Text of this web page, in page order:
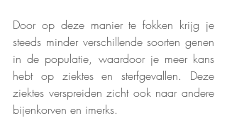
Door op deze manier te fokken krijg je
steeds minder verschillende soorten genen
in de populatie, waardoor je meer kans
hebt op ziektes en sterfgevallen. Deze
ziektes verspreiden zicht ook naar andere
bijenkorven en imerks.